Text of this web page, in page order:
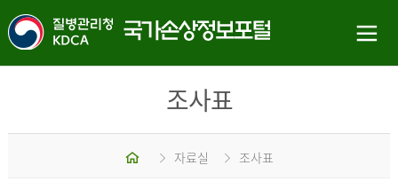
조사표
홈 자료실 조사표